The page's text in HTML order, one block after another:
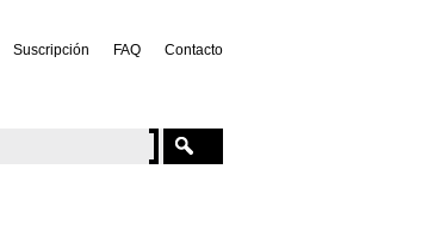
Suscripción FAQ Contacto